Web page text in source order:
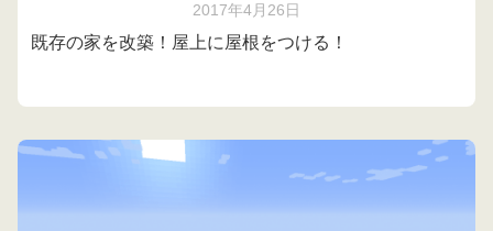
2017年4月26日
既存の家を改築！屋上に屋根をつける！